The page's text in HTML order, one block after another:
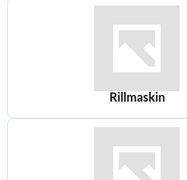
Rillmaskin